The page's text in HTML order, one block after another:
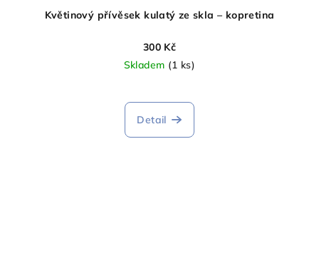
Květinový přívěsek kulatý ze skla – kopretina
300 Kč
Skladem (1 ks)
Detail